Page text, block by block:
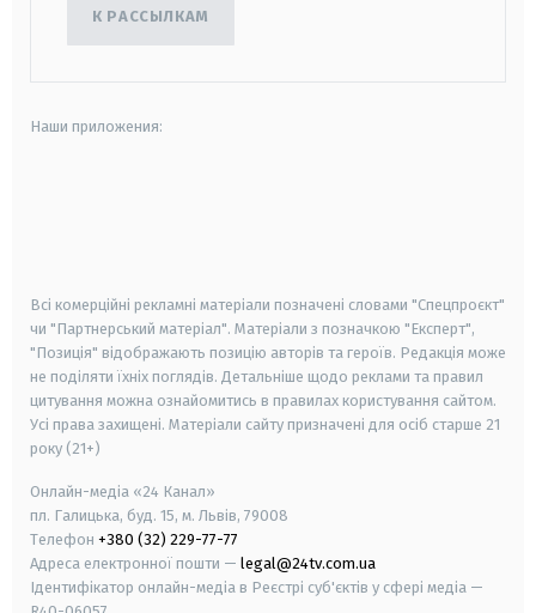
К РАССЫЛКАМ
Наши приложения:
Всі комерційні рекламні матеріали позначені словами "Спецпроєкт"
чи "Партнерський матеріал". Матеріали з позначкою "Експерт",
"Позиція" відображають позицію авторів та героїв. Редакція може
не поділяти їхніх поглядів. Детальніше щодо реклами та правил
цитування можна ознайомитись в правилах користування сайтом.
Усі права захищені. Матеріали сайту призначені для осіб старше 21
року (21+)
Онлайн-медіа «24 Канал»
пл. Галицька, буд. 15, м. Львів, 79008
Телефон +380 (32) 229-77-77
Адреса електронної пошти — legal@24tv.com.ua
Ідентифікатор онлайн-медіа в Реєстрі суб'єктів у сфері медіа —